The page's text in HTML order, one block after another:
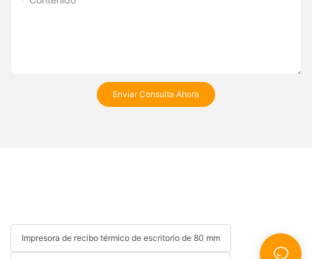
Enviar Consulta Ahora
Impresora de recibo térmico de escritorio de 80 mm